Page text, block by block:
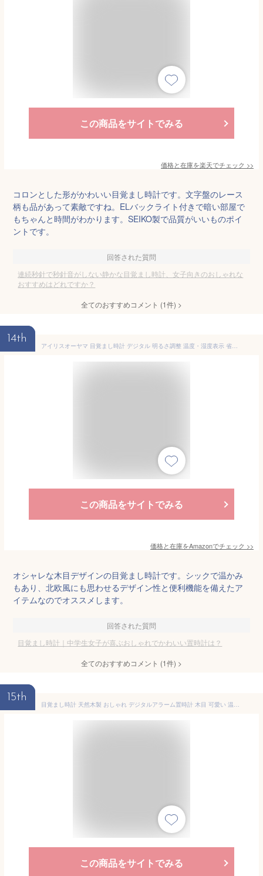
この商品をサイトでみる
価格と在庫を楽天でチェック >>
コロンとした形がかわいい目覚まし時計です。文字盤のレース
柄も品があって素敵ですね。ELバックライト付きで暗い部屋で
もちゃんと時間がわかります。SEIKO製で品質がいいものポイ
ントです。
回答された質問
連続秒針で秒針音がしない静かな目覚まし時計、女子向きのおしゃれな
おすすめはどれですか？
全てのおすすめコメント (1件) >
14th
アイリスオーヤマ 目覚まし時計 デジタル 明るさ調整 温度・湿度表示 省電力モード搭載 木目デザイン 多機能 ブラック 置き時計 ICW-01WH-B
この商品をサイトでみる
価格と在庫をAmazonでチェック >>
オシャレな木目デザインの目覚まし時計です。シックで温かみ
もあり、北欧風にも思わせるデザイン性と便利機能を備えたア
イテムなのでオススメします。
回答された質問
目覚まし時計｜中学生女子が喜ぶおしゃれでかわいい置時計は？
全てのおすすめコメント (1件) >
15th
目覚まし時計 天然木製 おしゃれ デジタルアラーム置時計 木目 可愛い 温度計 電池式 多機能 光センサー付き ベッドルーム リビング 持ち運び便利 (リアルウッド木目)
この商品をサイトでみる